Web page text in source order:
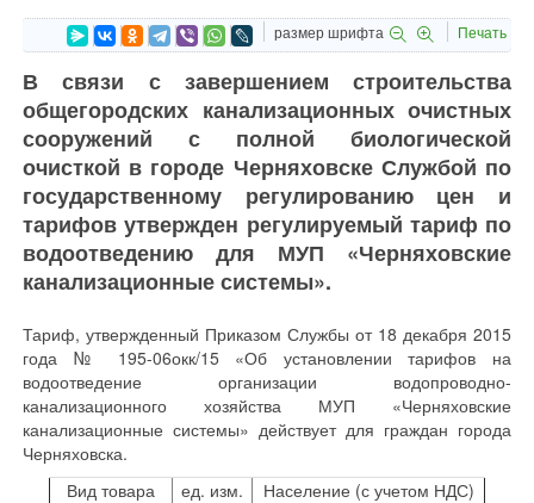
размер шрифта Печать
В связи с завершением строительства
общегородских канализационных очистных
сооружений с полной биологической
очисткой в городе Черняховске Службой по
государственному регулированию цен и
тарифов утвержден регулируемый тариф по
водоотведению для МУП «Черняховские
канализационные системы».
Тариф, утвержденный Приказом Службы от 18 декабря 2015
года № 195-06окк/15 «Об установлении тарифов на
водоотведение организации водопроводно-
канализационного хозяйства МУП «Черняховские
канализационные системы» действует для граждан города
Черняховска.
Вид товара
ед. изм. Население (с учетом НДС)